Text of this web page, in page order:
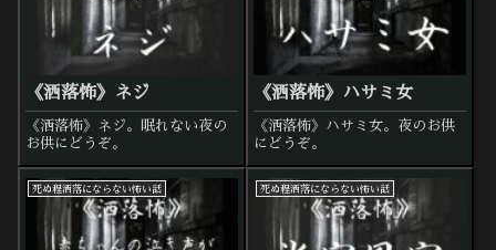
《洒落怖》ネジ
《洒落怖》ネジ。眠れない夜の
お供にどうぞ。
《洒落怖》ハサミ女
《洒落怖》ハサミ女。夜のお供
にどうぞ。
死ぬ程洒落にならない怖い話 死ぬ程洒落にならない怖い話